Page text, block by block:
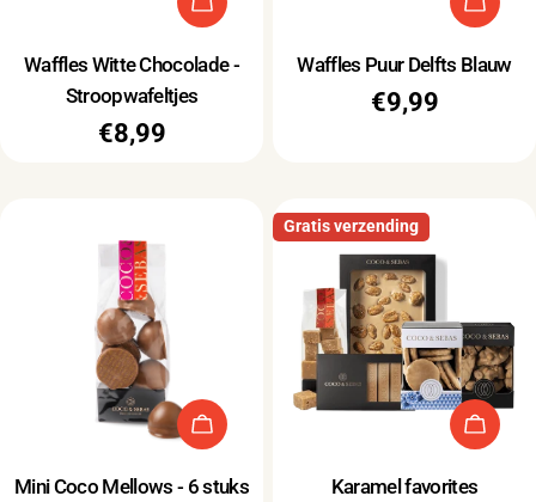
Type:
Waffles Witte Chocolade -
Stroopwafeltjes
Normale
€8,99
Type:
Waffles Puur Delfts Blauw
Normale
€9,99
Type:
Mini Coco Mellows - 6 stuks
Gratis verzending
Type:
Karamel favorites